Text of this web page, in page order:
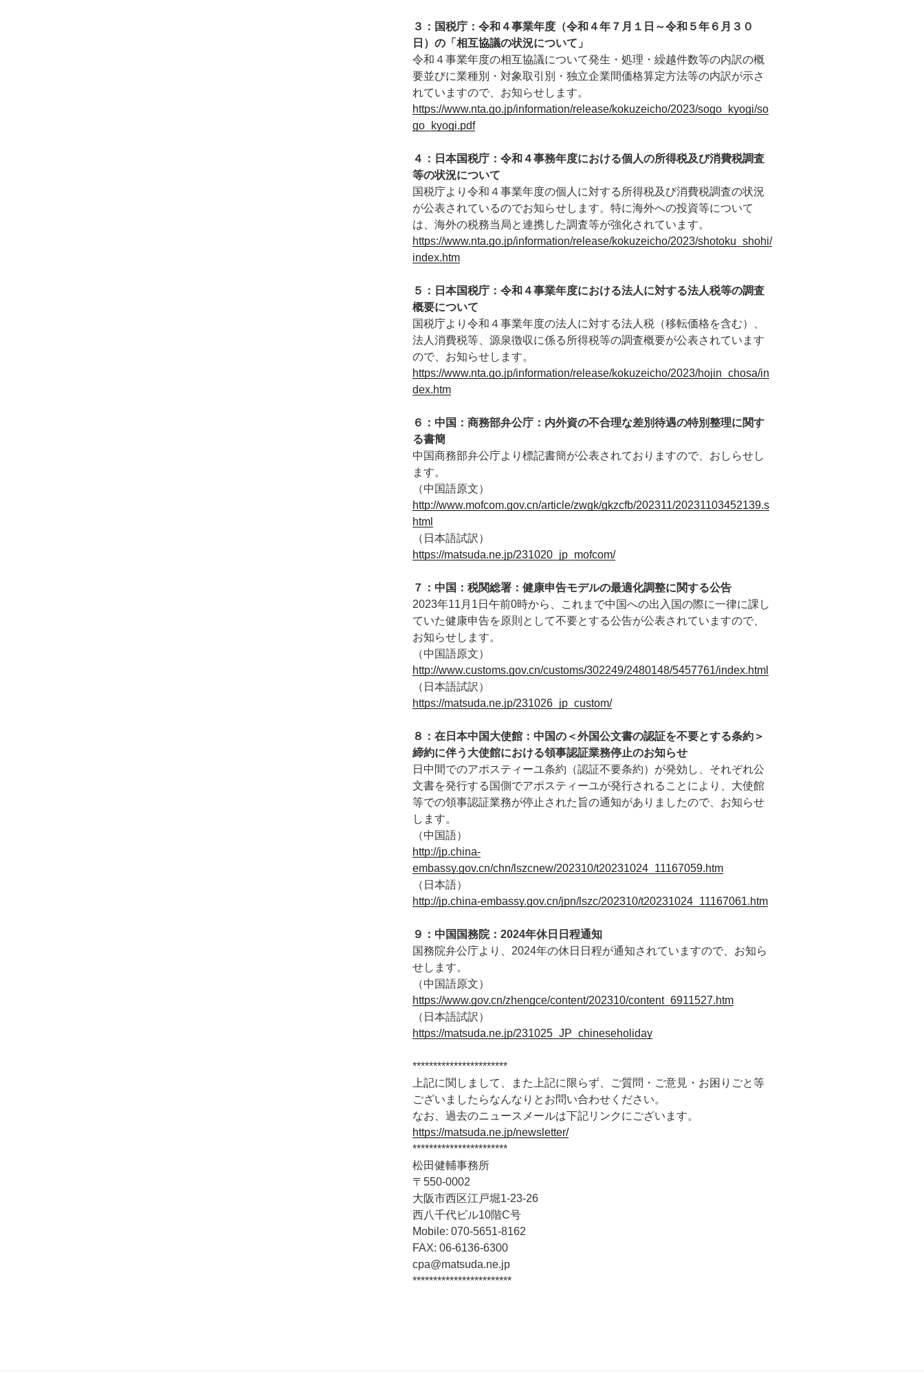
３：国税庁：令和４事業年度（令和４年７月１日～令和５年６月３０
日）の「相互協議の状況について」
令和４事業年度の相互協議について発生・処理・繰越件数等の内訳の概
要並びに業種別・対象取引別・独立企業間価格算定方法等の内訳が示さ
れていますので、お知らせします。
https://www.nta.go.jp/information/release/kokuzeicho/2023/sogo_kyogi/so
go_kyogi.pdf
４：日本国税庁：令和４事務年度における個人の所得税及び消費税調査
等の状況について
国税庁より令和４事業年度の個人に対する所得税及び消費税調査の状況
が公表されているのでお知らせします。特に海外への投資等について
は、海外の税務当局と連携した調査等が強化されています。
https://www.nta.go.jp/information/release/kokuzeicho/2023/shotoku_shohi/
index.htm
５：日本国税庁：令和４事業年度における法人に対する法人税等の調査
概要について
国税庁より令和４事業年度の法人に対する法人税（移転価格を含む）、
法人消費税等、源泉徴収に係る所得税等の調査概要が公表されています
ので、お知らせします。
https://www.nta.go.jp/information/release/kokuzeicho/2023/hojin_chosa/in
dex.htm
６：中国：商務部弁公庁：内外資の不合理な差別待遇の特別整理に関す
る書簡
中国商務部弁公庁より標記書簡が公表されておりますので、おしらせし
ます。
（中国語原文）
http://www.mofcom.gov.cn/article/zwgk/gkzcfb/202311/20231103452139.s
html
（日本語試訳）
https://matsuda.ne.jp/231020_jp_mofcom/
７：中国：税関総署：健康申告モデルの最適化調整に関する公告
2023年11月1日午前0時から、これまで中国への出入国の際に一律に課し
ていた健康申告を原則として不要とする公告が公表されていますので、
お知らせします。
（中国語原文）
http://www.customs.gov.cn/customs/302249/2480148/5457761/index.html
（日本語試訳）
https://matsuda.ne.jp/231026_jp_custom/
８：在日本中国大使館：中国の＜外国公文書の認証を不要とする条約＞
締約に伴う大使館における領事認証業務停止のお知らせ
日中間でのアポスティーユ条約（認証不要条約）が発効し、それぞれ公
文書を発行する国側でアポスティーユが発行されることにより、大使館
等での領事認証業務が停止された旨の通知がありましたので、お知らせ
します。
（中国語）
http://jp.china-
embassy.gov.cn/chn/lszcnew/202310/t20231024_11167059.htm
（日本語）
http://jp.china-embassy.gov.cn/jpn/lszc/202310/t20231024_11167061.htm
９：中国国務院：2024年休日日程通知
国務院弁公庁より、2024年の休日日程が通知されていますので、お知ら
せします。
（中国語原文）
https://www.gov.cn/zhengce/content/202310/content_6911527.htm
（日本語試訳）
https://matsuda.ne.jp/231025_JP_chineseholiday
***********************
上記に関しまして、また上記に限らず、ご質問・ご意見・お困りごと等
ございましたらなんなりとお問い合わせください。
なお、過去のニュースメールは下記リンクにございます。
https://matsuda.ne.jp/newsletter/
***********************
松田健輔事務所
〒550-0002
大阪市西区江戸堀1-23-26
西八千代ビル10階C号
Mobile: 070-5651-8162
FAX: 06-6136-6300
cpa@matsuda.ne.jp
************************